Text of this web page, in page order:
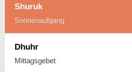
Shuruk
Sonnenaufgang
Dhuhr
Mittagsgebet